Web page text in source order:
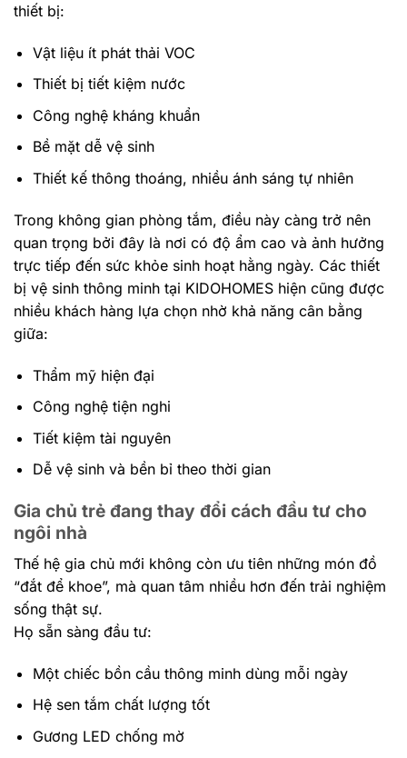
thiết bị:
Vật liệu ít phát thải VOC
Thiết bị tiết kiệm nước
Công nghệ kháng khuẩn
Bề mặt dễ vệ sinh
Thiết kế thông thoáng, nhiều ánh sáng tự nhiên
Trong không gian phòng tắm, điều này càng trở nên
quan trọng bởi đây là nơi có độ ẩm cao và ảnh hưởng
trực tiếp đến sức khỏe sinh hoạt hằng ngày. Các thiết
bị vệ sinh thông minh tại KIDOHOMES hiện cũng được
nhiều khách hàng lựa chọn nhờ khả năng cân bằng
giữa:
Thẩm mỹ hiện đại
Công nghệ tiện nghi
Tiết kiệm tài nguyên
Dễ vệ sinh và bền bỉ theo thời gian
Gia chủ trẻ đang thay đổi cách đầu tư cho
ngôi nhà
Thế hệ gia chủ mới không còn ưu tiên những món đồ
“đắt để khoe”, mà quan tâm nhiều hơn đến trải nghiệm
sống thật sự.
Họ sẵn sàng đầu tư:
Một chiếc bồn cầu thông minh dùng mỗi ngày
Hệ sen tắm chất lượng tốt
Gương LED chống mờ